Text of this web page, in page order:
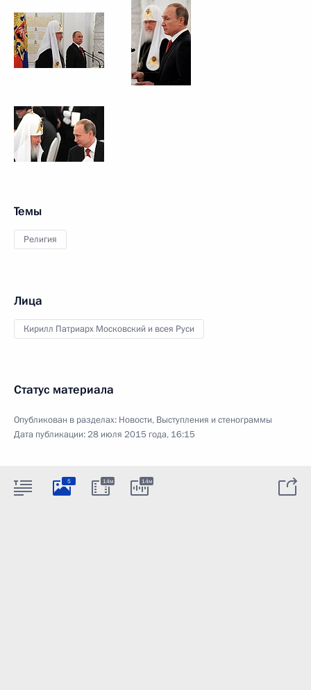
Темы
Религия
Лица
Кирилл Патриарх Московский и всея Руси
Статус материала
Опубликован в разделах: Новости, Выступления и стенограммы
Дата публикации:28 июля 2015 года, 16:15
5 14м 14м